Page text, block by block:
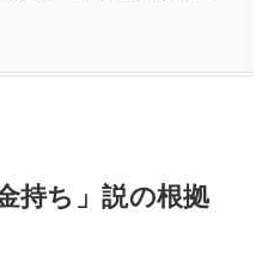
持ち」説の根拠